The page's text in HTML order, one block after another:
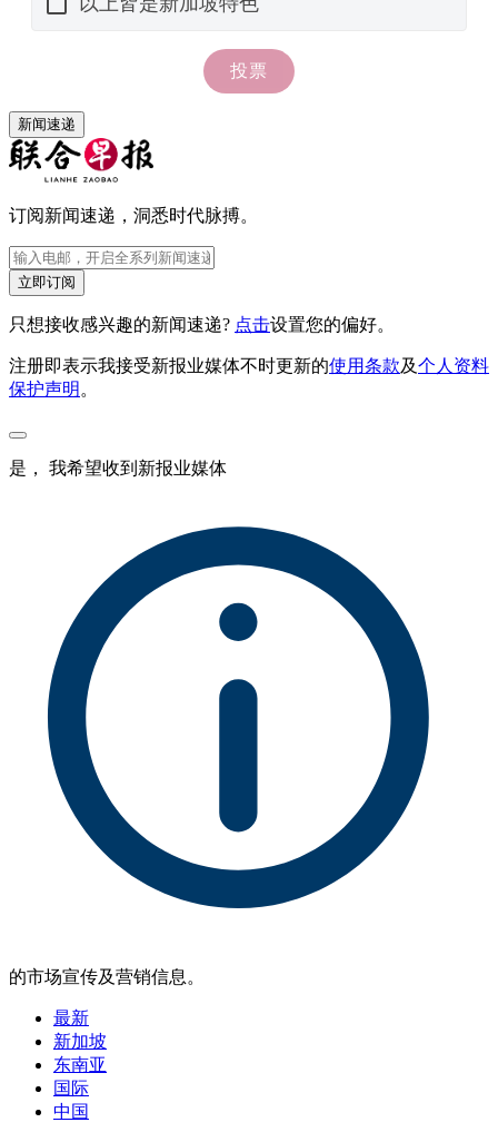
新闻速递
订阅新闻速递，洞悉时代脉搏。
立即订阅
只想接收感兴趣的新闻速递? 点击设置您的偏好。
注册即表示我接受新报业媒体不时更新的使用条款及个人资料
保护声明。
是， 我希望收到新报业媒体
的市场宣传及营销信息。
最新
新加坡
东南亚
国际
中国